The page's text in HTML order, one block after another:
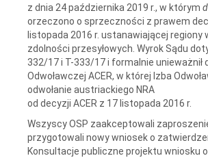
z dnia 24 października 2019 r., w którym
orzeczono o sprzeczności z prawem
listopada 2016 r. ustanawiającej regiony
zdolności przesyłowych. Wyrok Sądu
332/17 i T-333/17 i formalnie unieważnił
Odwoławczej ACER, w której Izba
odwołanie austriackiego NRA
od decyzji ACER z 17 listopada 2016 r.
Wszyscy OSP zaakceptowali
przygotowali nowy wniosek o
Konsultacje publiczne projektu wniosku